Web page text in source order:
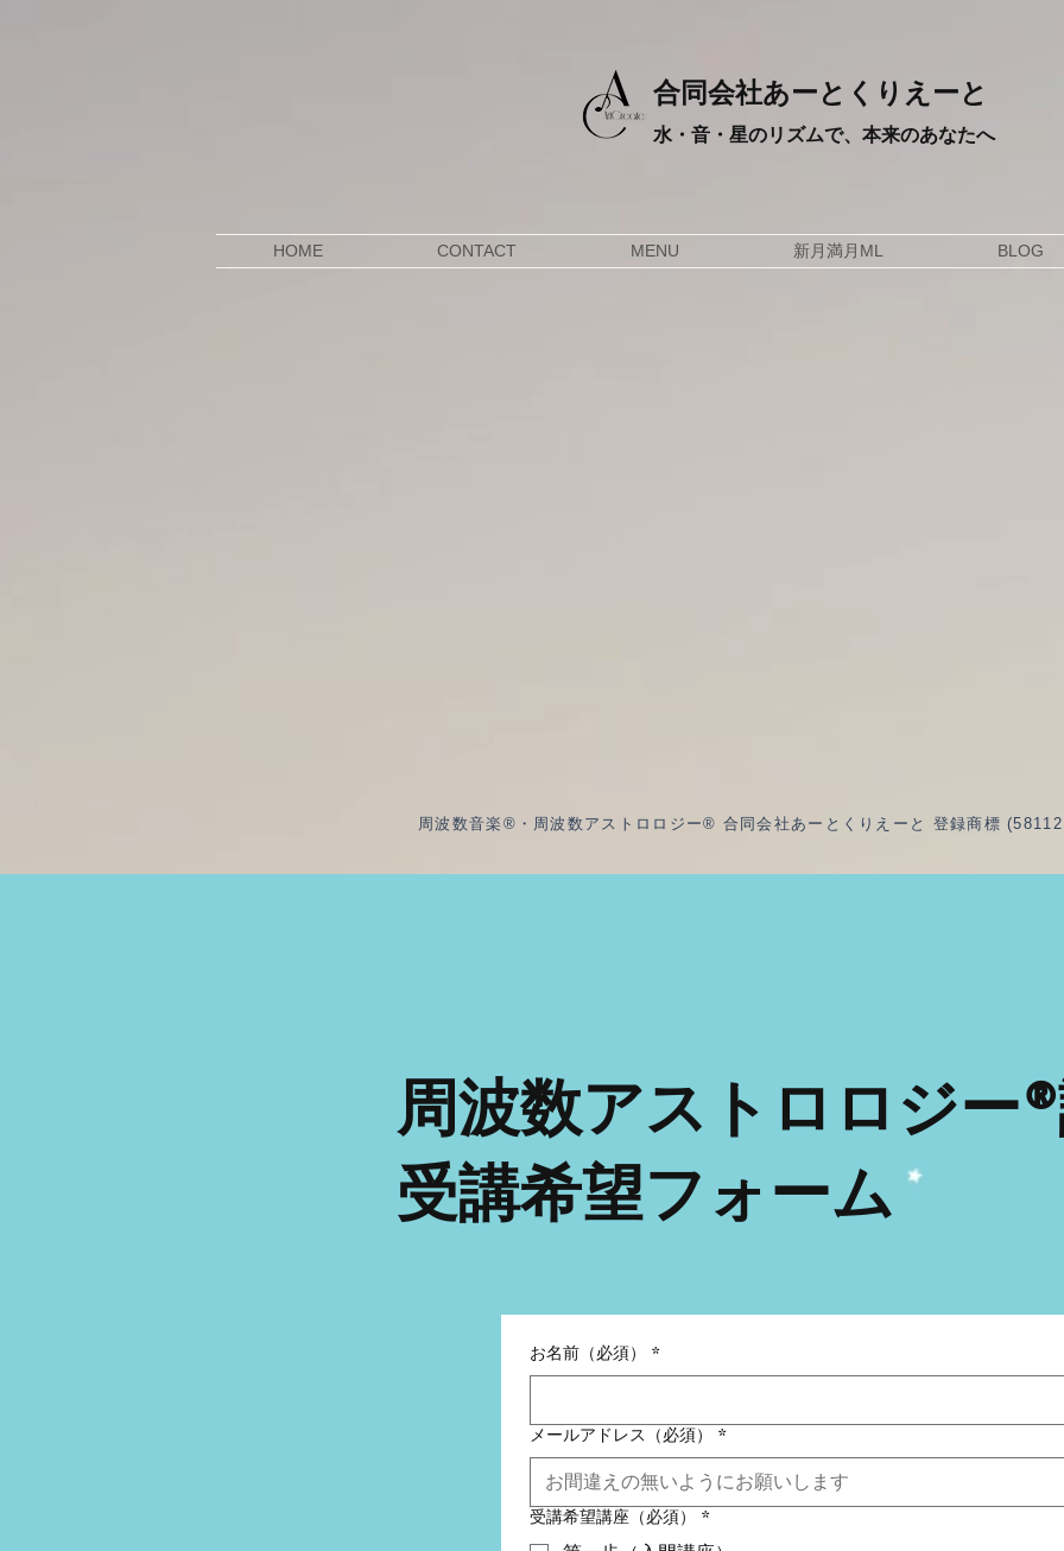
合同会社あーとくりえーと
水・音・星のリズムで、本来のあなたへ
HOME CONTACT MENU 新月満月ML BLOG
周波数音楽®・周波数アストロロジー® 合同会社あーとくりえーと 登録商標
周波数アストロロジー
受講希望フォーム
お名前（必須） *
メールアドレス（必須） *
受講希望講座（必須） *